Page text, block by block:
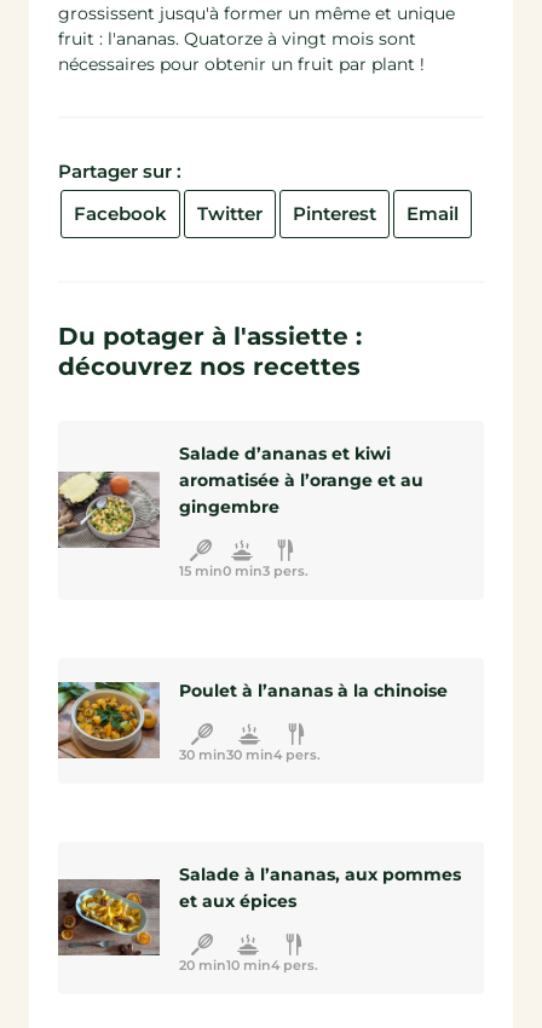
grossissent jusqu'à former un même et unique
fruit : l'ananas. Quatorze à vingt mois sont
nécessaires pour obtenir un fruit par plant !
Partager sur :
Facebook
Twitter Pinterest Email
Du potager à l'assiette :
découvrez nos recettes
Salade d’ananas et kiwi
aromatisée à l’orange et au
gingembre
15 min0 min3 pers.
Poulet à l’ananas à la chinoise
30 min30 min4 pers.
Salade à l’ananas, aux pommes
et aux épices
20 min10 min4 pers.